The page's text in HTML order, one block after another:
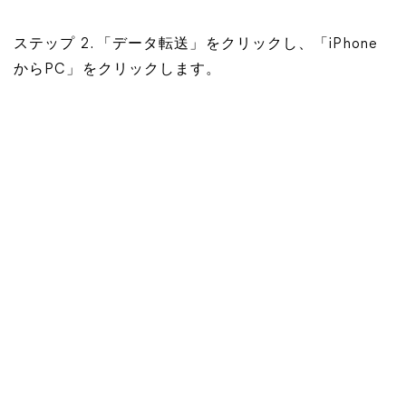
ステップ 2. 「データ転送」をクリックし、「iPhone
からPC」をクリックします。